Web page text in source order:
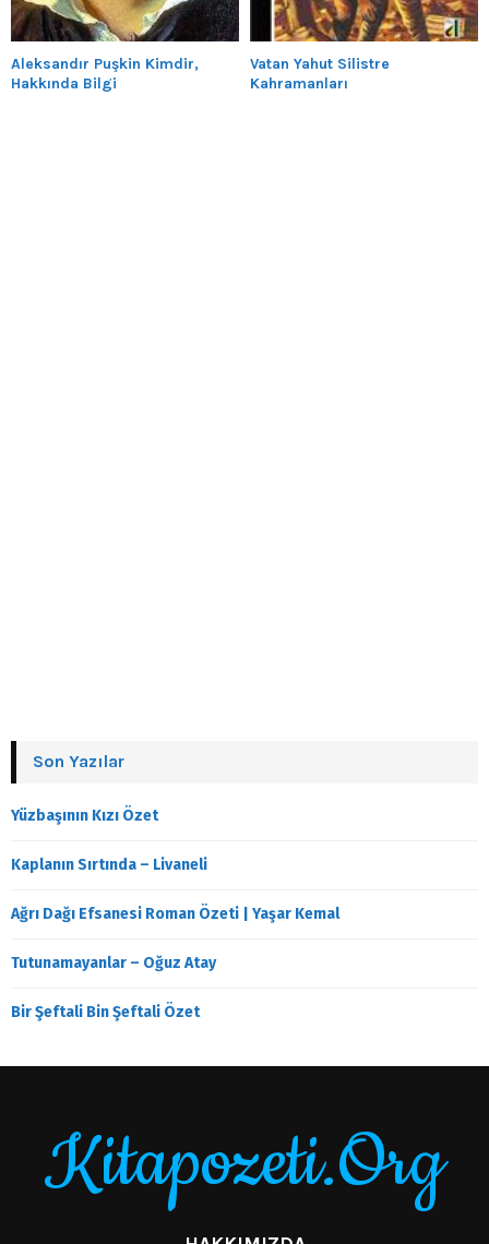
Aleksandır Puşkin Kimdir,
Hakkında Bilgi
Vatan Yahut Silistre
Kahramanları
Son Yazılar
Yüzbaşının Kızı Özet
Kaplanın Sırtında – Livaneli
Ağrı Dağı Efsanesi Roman Özeti | Yaşar Kemal
Tutunamayanlar – Oğuz Atay
Bir Şeftali Bin Şeftali Özet
Kitapozeti.Org